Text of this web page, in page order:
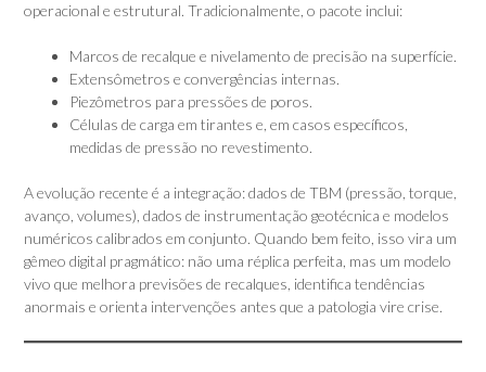
operacional e estrutural. Tradicionalmente, o pacote inclui:
Marcos de recalque e nivelamento de precisão na superfície.
Extensômetros e convergências internas.
Piezômetros para pressões de poros.
Células de carga em tirantes e, em casos específicos,
medidas de pressão no revestimento.
A evolução recente é a integração: dados de TBM (pressão, torque,
avanço, volumes), dados de instrumentação geotécnica e modelos
numéricos calibrados em conjunto. Quando bem feito, isso vira um
gêmeo digital pragmático: não uma réplica perfeita, mas um modelo
vivo que melhora previsões de recalques, identifica tendências
anormais e orienta intervenções antes que a patologia vire crise.